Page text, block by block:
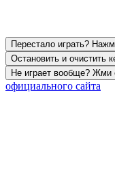
Перестало играть?
Остановить и очистить
Не играет вообще? Жми
официального сайта